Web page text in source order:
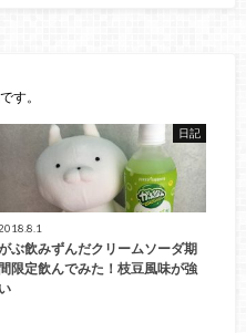
す。
日記
ぶ飲みずんだクリームソーダ期
間限定飲んでみた！枝豆風味が強
い